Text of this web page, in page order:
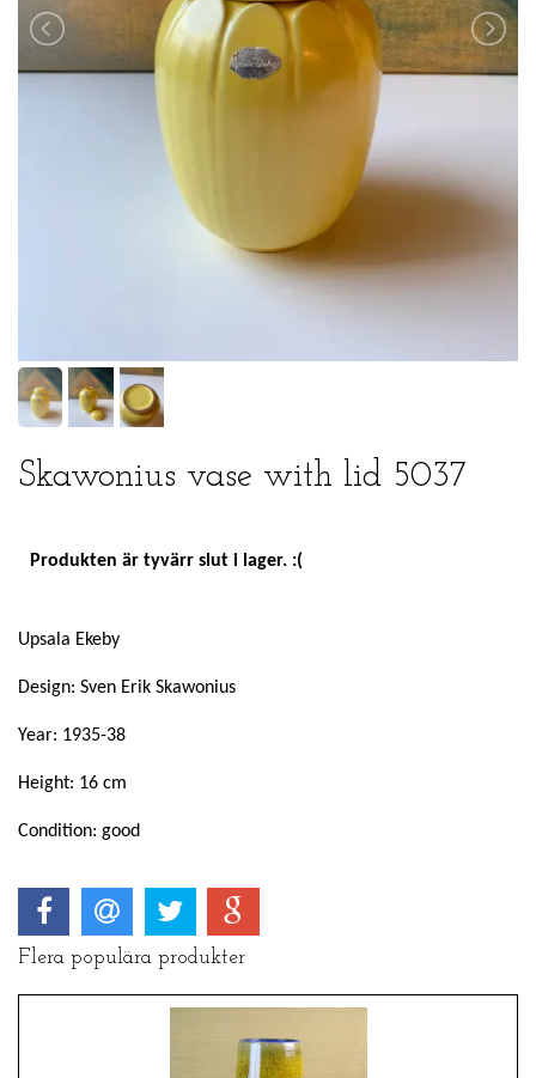
Skawonius vase with lid 5037
Produkten är tyvärr slut i lager. :(
Upsala Ekeby
Design: Sven Erik Skawonius
Year: 1935-38
Height: 16 cm
Condition: good
Flera populära produkter